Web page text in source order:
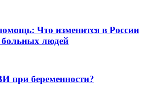
Что изменится в России
больных людей
при беременности?